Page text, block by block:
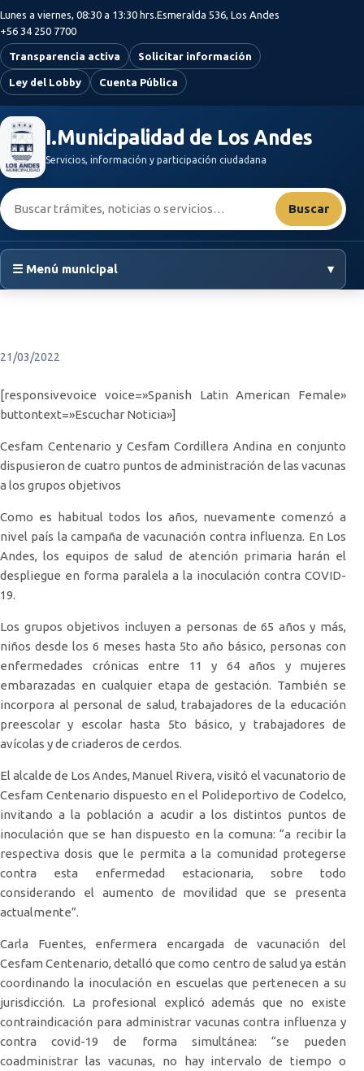
Saltar al contenido principal
Lunes a viernes, 08:30 a 13:30 hrs.Esmeralda 536, Los Andes
+56 34 250 7700
Transparencia activa Solicitar información
Ley del Lobby Cuenta Pública
I.Municipalidad de Los Andes
Servicios, información y participación ciudadana
Buscar:
Buscar
☰ Menú municipal ▾
21/03/2022
[responsivevoice voice=»Spanish Latin American Female»
buttontext=»Escuchar Noticia»]
Cesfam Centenario y Cesfam Cordillera Andina en conjunto
dispusieron de cuatro puntos de administración de las vacunas
a los grupos objetivos
Como es habitual todos los años, nuevamente comenzó a
nivel país la campaña de vacunación contra influenza. En Los
Andes, los equipos de salud de atención primaria harán el
despliegue en forma paralela a la inoculación contra COVID-
19.
Los grupos objetivos incluyen a personas de 65 años y más,
niños desde los 6 meses hasta 5to año básico, personas con
enfermedades crónicas entre 11 y 64 años y mujeres
embarazadas en cualquier etapa de gestación. También se
incorpora al personal de salud, trabajadores de la educación
preescolar y escolar hasta 5to básico, y trabajadores de
avícolas y de criaderos de cerdos.
El alcalde de Los Andes, Manuel Rivera, visitó el vacunatorio de
Cesfam Centenario dispuesto en el Polideportivo de Codelco,
invitando a la población a acudir a los distintos puntos de
inoculación que se han dispuesto en la comuna: “a recibir la
respectiva dosis que le permita a la comunidad protegerse
contra esta enfermedad estacionaria, sobre todo
considerando el aumento de movilidad que se presenta
actualmente”.
Carla Fuentes, enfermera encargada de vacunación del
Cesfam Centenario, detalló que como centro de salud ya están
coordinando la inoculación en escuelas que pertenecen a su
jurisdicción. La profesional explicó además que no existe
contraindicación para administrar vacunas contra influenza y
contra covid-19 de forma simultánea: “se pueden
coadministrar las vacunas, no hay intervalo de tiempo o